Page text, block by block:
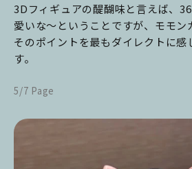
3Dフィギュアの醍醐味と言えば、
愛いな～ということですが、モモン
そのポイントを最もダイレクトに感
す。
5/7 Page